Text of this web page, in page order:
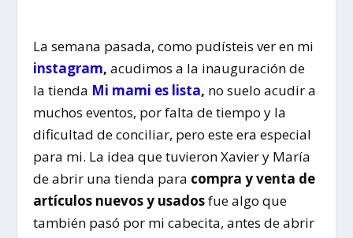
La semana pasada, como pudísteis ver en mi
instagram, acudimos a la inauguración de
la tienda Mi mami es lista, no suelo acudir a
muchos eventos, por falta de tiempo y la
dificultad de conciliar, pero este era especial
para mi. La idea que tuvieron Xavier y María
de abrir una tienda para compra y venta de
artículos nuevos y usadosfue algo que
también pasó por mi cabecita, antes de abrir